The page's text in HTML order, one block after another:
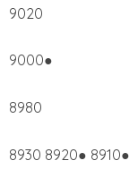
9020
9000●
8980
8930 8920● 8910●